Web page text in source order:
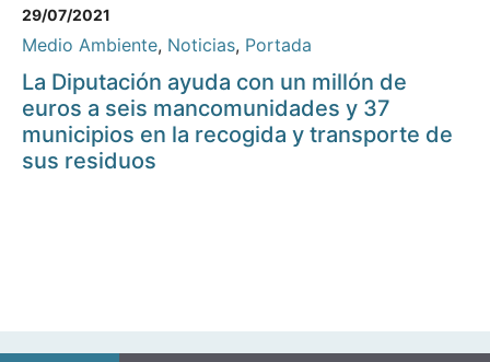
29/07/2021
Medio Ambiente, Noticias, Portada
La Diputación ayuda con un millón de
euros a seis mancomunidades y 37
municipios en la recogida y transporte de
sus residuos